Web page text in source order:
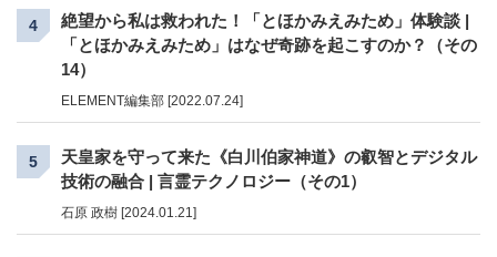
4
絶望から私は救われた！「とほかみえみため」体験談 |
「とほかみえみため」はなぜ奇跡を起こすのか？（その
14）
ELEMENT編集部 [2022.07.24]
5
天皇家を守って来た《白川伯家神道》の叡智とデジタル
技術の融合 | 言霊テクノロジー（その1）
石原 政樹 [2024.01.21]